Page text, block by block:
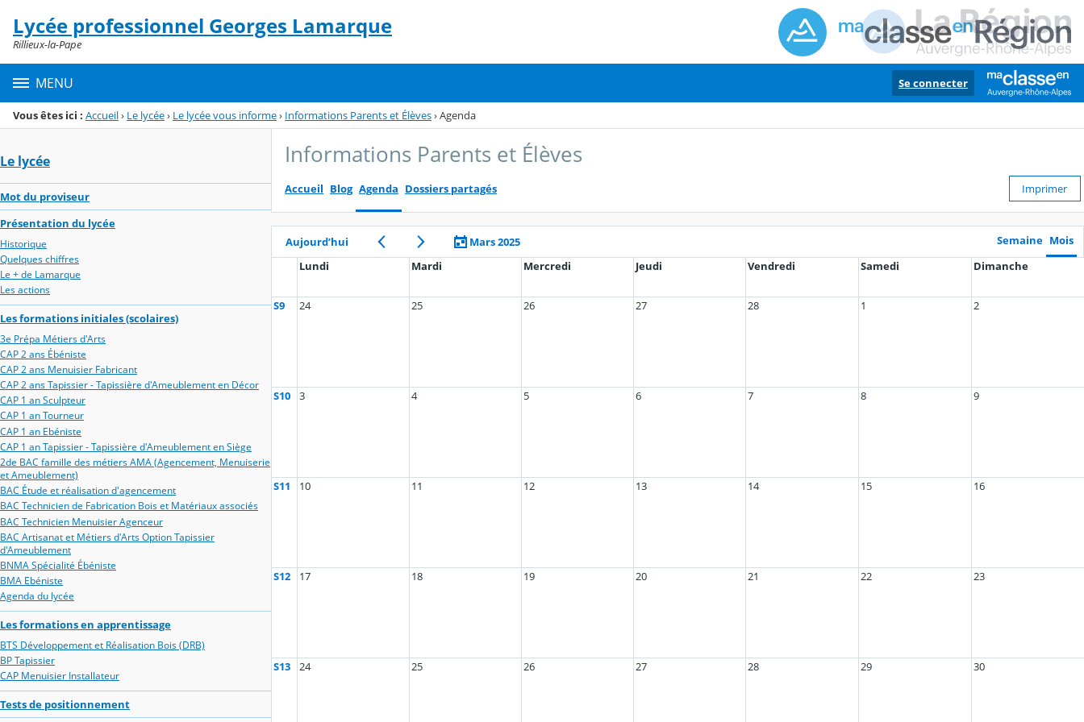
Menu de la rubrique
Contenu
Lycée professionnel Georges Lamarque
Rillieux-la-Pape
MENU Se connecter
Vous êtes ici : Accueil› Le lycée› Le lycée vous informe› Informations Parents et Élèves›Agenda
Le lycée
Mot du proviseur
Présentation du lycée
Historique
Quelques chiffres
Le + de Lamarque
Les actions
Les formations initiales (scolaires)
3e Prépa Métiers d'Arts
CAP 2 ans Ébéniste
CAP 2 ans Menuisier Fabricant
CAP 2 ans Tapissier - Tapissière d'Ameublement en Décor
CAP 1 an Sculpteur
CAP 1 an Tourneur
CAP 1 an Ebéniste
CAP 1 an Tapissier - Tapissière d'Ameublement en Siège
2de BAC famille des métiers AMA (Agencement, Menuiserie
et Ameublement)
BAC Étude et réalisation d'agencement
BAC Technicien de Fabrication Bois et Matériaux associés
BAC Technicien Menuisier Agenceur
BAC Artisanat et Métiers d'Arts Option Tapissier
d'Ameublement
BNMA Spécialité Ébéniste
BMA Ebéniste
Agenda du lycée
Les formations en apprentissage
BTS Développement et Réalisation Bois (DRB)
BP Tapissier
CAP Menuisier Installateur
Tests de positionnement
Informations Parents et Élèves
Accueil Blog Agenda Dossiers partagés Imprimer
Aujourd’hui Mars 2025 Semaine Mois
Lundi
Mardi Mercredi Jeudi Vendredi Samedi Dimanche
S9 24 25 26 27 28 1 2
S10 3 4 5 6 7 8 9
S11 10 11 12 13 14 15 16
S12 17 18 19 20 21 22 23
S13 24 25 26 27 28 29 30